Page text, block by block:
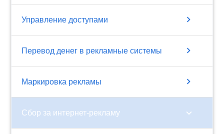
Управление доступами chevron_right
Перевод денег в рекламные системы chevron_right
Маркировка рекламы chevron_right
Сбор за интернет-рекламу chevron_right